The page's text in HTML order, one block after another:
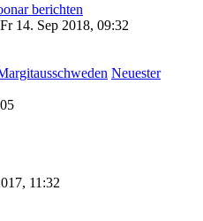
berichten
14. Sep 2018, 09:32
Neuester
11:32